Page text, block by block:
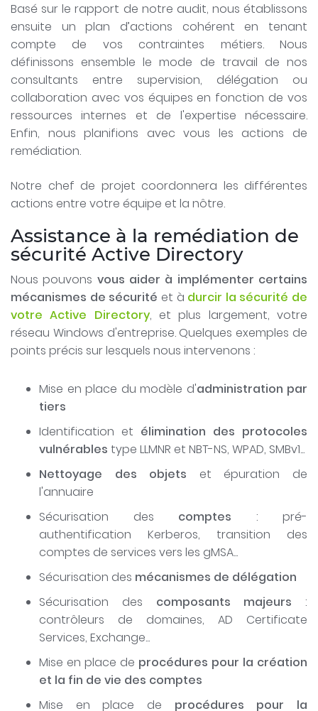
Basé sur le rapport de notre audit, nous établissons
ensuite un plan d’actions cohérent en tenant
compte de vos contraintes métiers. Nous
définissons ensemble le mode de travail de nos
consultants entre supervision, délégation ou
collaboration avec vos équipes en fonction de vos
ressources internes et de l'expertise nécessaire.
Enfin, nous planifions avec vous les actions de
remédiation.
Notre chef de projet coordonnera les différentes
actions entre votre équipe et la nôtre.
Assistance à la remédiation de
sécurité Active Directory
Nous pouvons vous aider à implémenter certains
mécanismes de sécurité et à durcir la sécurité de
votre Active Directory, et plus largement, votre
réseau Windows d'entreprise. Quelques exemples de
points précis sur lesquels nous intervenons :
Mise en place du modèle d'administration par
tiers
Identification et élimination des protocoles
vulnérables type LLMNR et NBT-NS, WPAD, SMBv1...
Nettoyage des objets et épuration de
l'annuaire
Sécurisation des comptes : pré-
authentification Kerberos, transition des
comptes de services vers les gMSA...
Sécurisation des mécanismes de délégation
Sécurisation des composants majeurs :
contrôleurs de domaines, AD Certificate
Services, Exchange...
Mise en place de procédures pour la création
et la fin de vie des comptes
Mise en place de procédures pour la